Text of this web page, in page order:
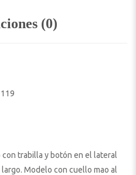
(0)
con trabilla y botón en el lateral
Modelo con cuello mao al